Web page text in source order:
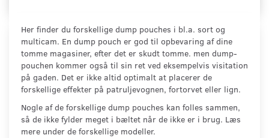
Her finder du forskellige dump pouches i bl.a. sort og
multicam. En dump pouch er god til opbevaring af dine
tomme magasiner, efter det er skudt tomme. men dump-
pouchen kommer også til sin ret ved eksempelvis visitation
på gaden. Det er ikke altid optimalt at placerer de
forskellige effekter på patruljevognen, fortorvet eller lign.
Nogle af de forskellige dump pouches kan folles sammen,
så de ikke fylder meget i bæltet når de ikke er i brug. Læs
mere under de forskellige modeller.